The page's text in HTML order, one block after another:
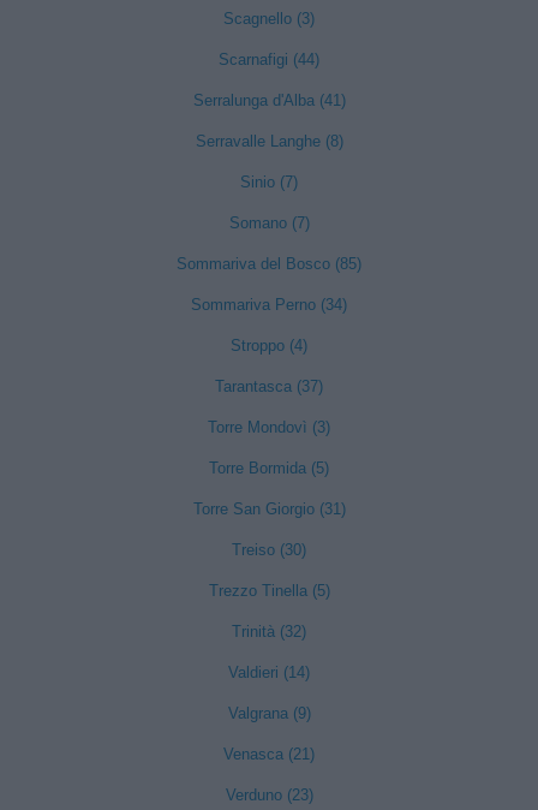
Scagnello (3)
Scarnafigi (44)
Serralunga d'Alba (41)
Serravalle Langhe (8)
Sinio (7)
Somano (7)
Sommariva del Bosco (85)
Sommariva Perno (34)
Stroppo (4)
Tarantasca (37)
Torre Mondovì (3)
Torre Bormida (5)
Torre San Giorgio (31)
Treiso (30)
Trezzo Tinella (5)
Trinità (32)
Valdieri (14)
Valgrana (9)
Venasca (21)
Verduno (23)